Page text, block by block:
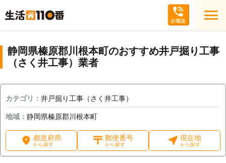
静岡県榛原郡川根本町のおすすめ井戸掘り工事
（さく井工事）業者
カテゴリ： 井戸掘り工事（さく井工事）
地域： 静岡県榛原郡川根本町
都道府県
から探す
郵便番号
から探す
現在地
から探す